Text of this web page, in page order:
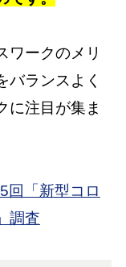
ワークのメリ
バランスよく
に注目が集ま
回「新型コロ
調査